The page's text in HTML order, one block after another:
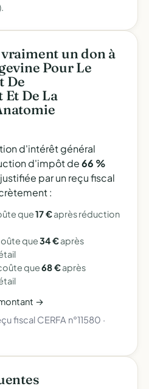
un don à
Pour Le
De
Et De La
d'intérêt général
d'impôt de66 %
par un reçu fiscal
:
que17 €après réduction
que34 €après
que68 €après
→
fiscal CERFA n°11580 ·